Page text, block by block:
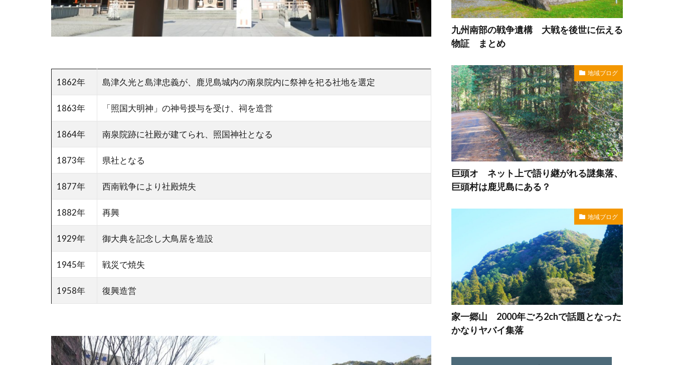
1862年 島津久光と島津忠義が、鹿児島城内の南泉院内に祭神を祀る社地を選定
1863年 「照国大明神」の神号授与を受け、祠を造営
1864年 南泉院跡に社殿が建てられ、照国神社となる
1873年 県社となる
1877年 西南戦争により社殿焼失
1882年 再興
1929年 御大典を記念し大鳥居を造設
1945年 戦災で焼失
1958年 復興造営
九州南部の戦争遺構 大戦を後世に伝える
物証 まとめ
地域ブログ
巨頭オ ネット上で語り継がれる謎集落、
巨頭村は鹿児島にある？
地域ブログ
家一郷山 2000年ごろ2chで話題となった
かなりヤバイ集落